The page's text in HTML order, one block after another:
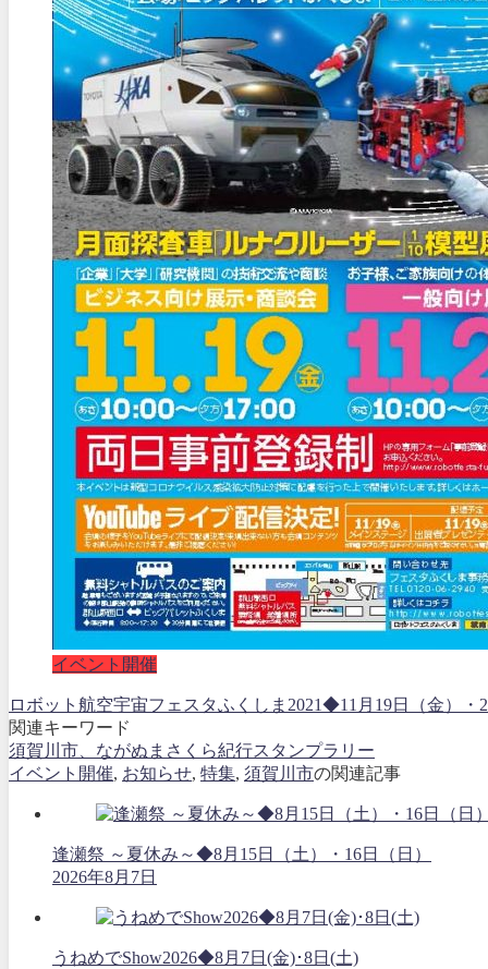
イベント開催
ロボット航空宇宙フェスタふくしま2021◆11月19日（金
関連キーワード
須賀川市、ながぬまさくら紀行スタンプラリー
イベント開催, お知らせ, 特集, 須賀川市の関連記事
逢瀬祭 ～夏休み～◆8月15日（土）・16日（日）
2026年8月7日
うねめでShow2026◆8月7日(金)･8日(土)